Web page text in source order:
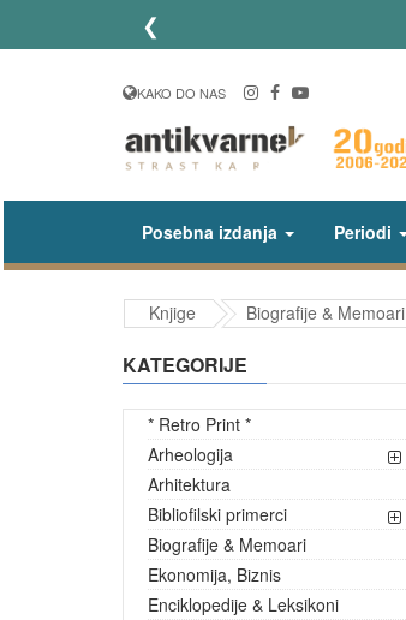
❮
KAKO DO NAS
Posebna izdanja Periodi
Knjige Biografije & Memoari
KATEGORIJE
* Retro Print *
Arheologija
Arhitektura
Bibliofilski primerci
Biografije & Memoari
Ekonomija, Biznis
Enciklopedije & Leksikoni